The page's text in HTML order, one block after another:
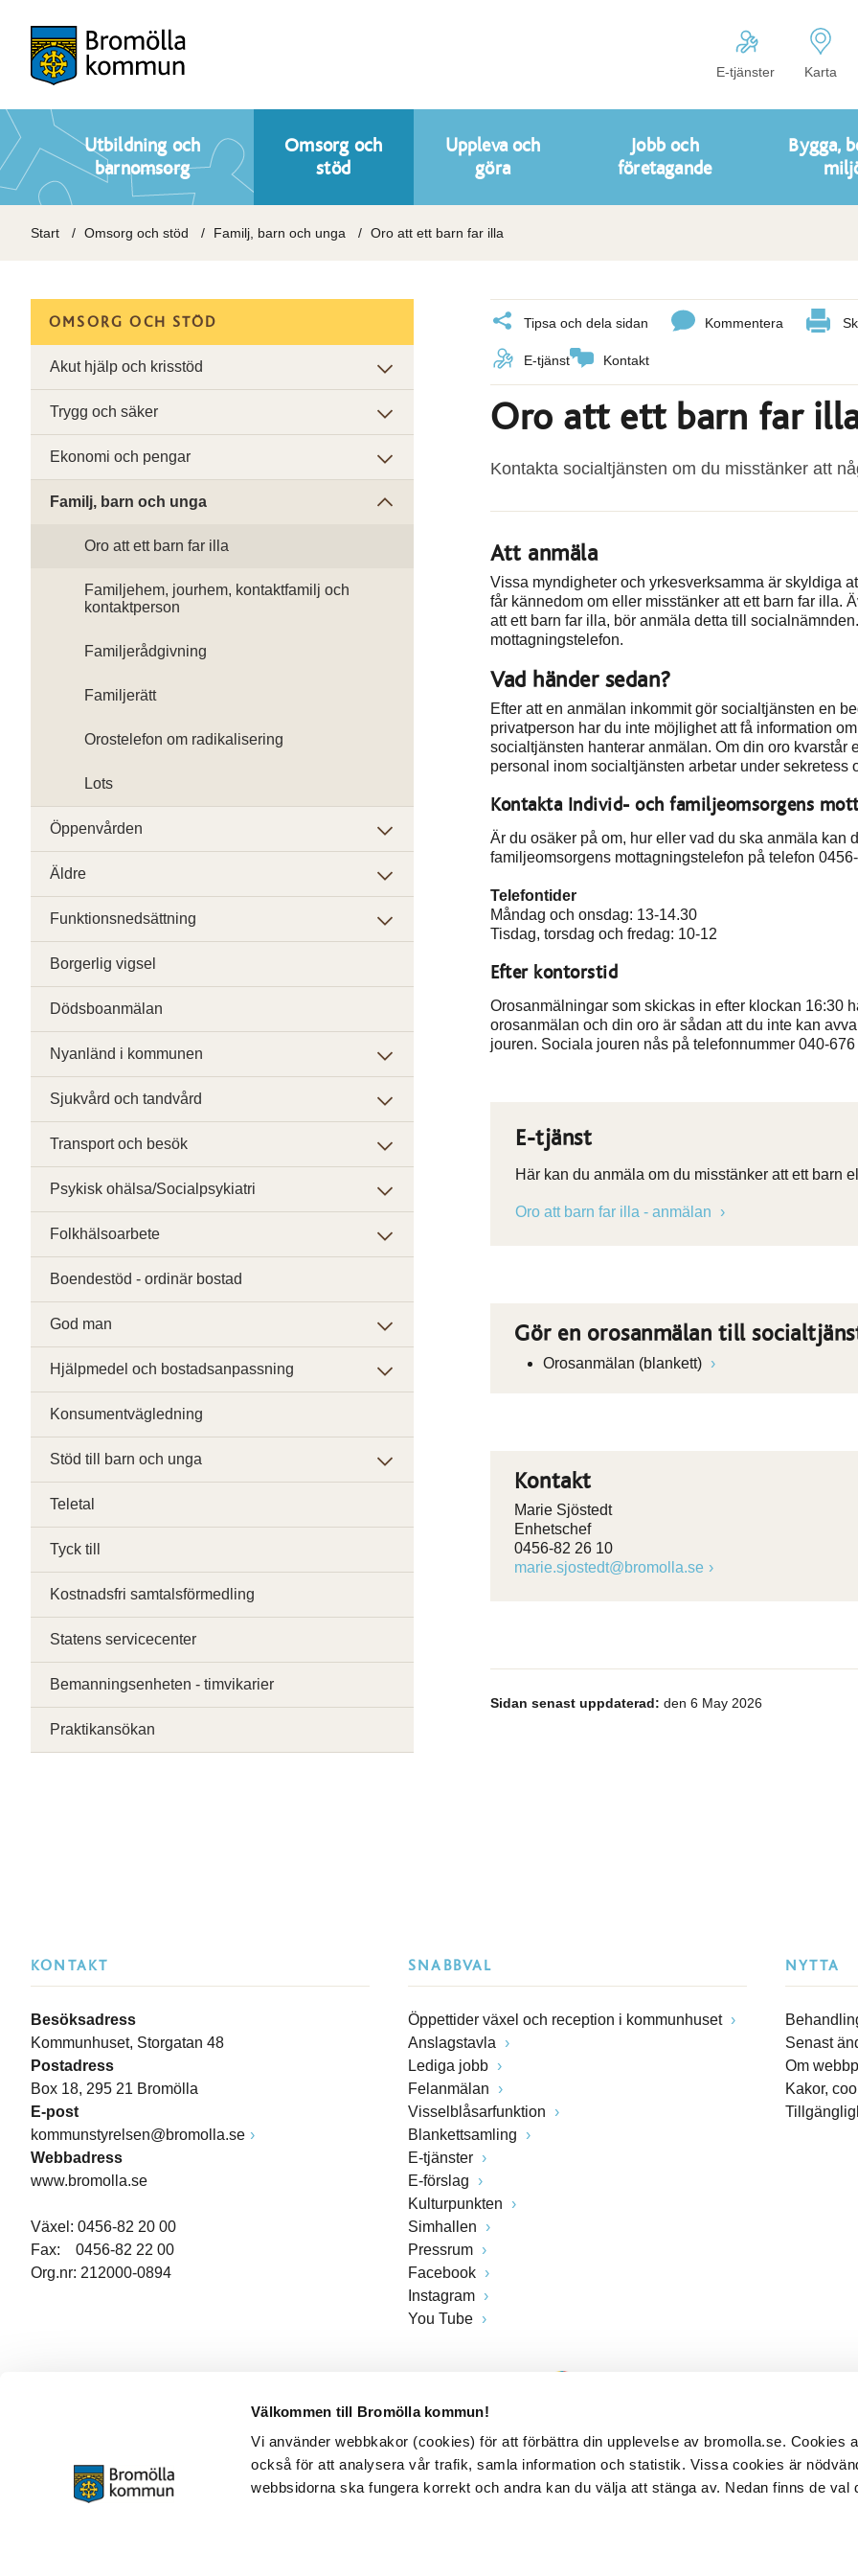
Välkommen till Bromölla kommun!
Vi använder webbkakor (cookies) för att förbättra din upplevelse av bromolla.se. Cookies
också för att analysera vår trafik, samla information och statistik. Vissa cookies är
webbsidorna ska fungera korrekt och andra kan du välja att stänga av. Nedan finns de val
E-tjänster Karta
Utbildning och
barnomsorg
Omsorg och
stöd
Uppleva och
göra
Jobb och
företagande
Bygga,
Start Omsorg och stöd Familj, barn och unga Oro att ett barn far illa
Tipsa och dela sidan Kommentera
E-tjänst Kontakt
Oro att ett barn far
Kontakta socialtjänsten om du misstänker att
Att anmäla
Vissa myndigheter och yrkesverksamma är skyldiga
får kännedom om eller misstänker att ett barn far illa.
att ett barn far illa, bör anmäla detta till
mottagningstelefon.
Vad händer sedan?
Efter att en anmälan inkommit gör socialtjänsten en
privatperson har du inte möjlighet att få information
socialtjänsten hanterar anmälan. Om din oro kvarstår
personal inom socialtjänsten arbetar under
Kontakta Individ- och familjeomsorgens
Är du osäker på om, hur eller vad du ska anmäla kan
familjeomsorgens mottagningstelefon på telefon
Telefontider
Måndag och onsdag: 13-14.30
Tisdag, torsdag och fredag: 10-12
Efter kontorstid
Orosanmälningar som skickas in efter klockan 16:30
orosanmälan och din oro är sådan att du inte kan
jouren. Sociala jouren nås på telefonnummer 040-676
E-tjänst
Här kan du anmäla om du misstänker att ett barn
Oro att barn far illa - anmälan
Gör en orosanmälan till
Orosanmälan (blankett)
Kontakt
Marie Sjöstedt
Enhetschef
0456-82 26 10
marie.sjostedt@bromolla.se
Sidan senast uppdaterad: den 6 May 2026
OMSORG OCH STÖD
Akut hjälp och krisstöd
Trygg och säker
Ekonomi och pengar
Familj, barn och unga
Oro att ett barn far illa
Familjehem, jourhem, kontaktfamilj och
kontaktperson
Familjerådgivning
Familjerätt
Orostelefon om radikalisering
Lots
Öppenvården
Äldre
Funktionsnedsättning
Borgerlig vigsel
Dödsboanmälan
Nyanländ i kommunen
Sjukvård och tandvård
Transport och besök
Psykisk ohälsa/Socialpsykiatri
Folkhälsoarbete
Boendestöd - ordinär bostad
God man
Hjälpmedel och bostadsanpassning
Konsumentvägledning
Stöd till barn och unga
Teletal
Tyck till
Kostnadsfri samtalsförmedling
Statens servicecenter
Bemanningsenheten - timvikarier
Praktikansökan
KONTAKT
Besöksadress
Kommunhuset, Storgatan 48
Postadress
Box 18, 295 21 Bromölla
E-post
kommunstyrelsen@bromolla.se
Webbadress
www.bromolla.se
Växel: 0456-82 20 00
Fax: 0456-82 22 00
Org.nr: 212000-0894
SNABBVAL
Öppettider växel och reception i kommunhuset
Anslagstavla
Lediga jobb
Felanmälan
Visselblåsarfunktion
Blankettsamling
E-tjänster
E-förslag
Kulturpunkten
Simhallen
Pressrum
Facebook
Instagram
You Tube
NYTTA
Senast
Om
Kakor,